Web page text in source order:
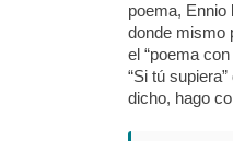
poema, Ennio
donde mismo
el “poema
“Si tú
dicho, hago